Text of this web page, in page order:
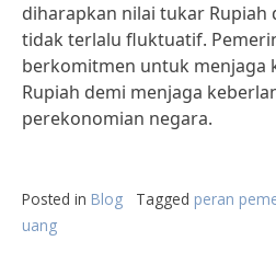
diharapkan nilai tukar Rupiah
tidak terlalu fluktuatif.
berkomitmen untuk menjaga
Rupiah demi menjaga
perekonomian negara.
Posted in Blog Tagged peran
uang